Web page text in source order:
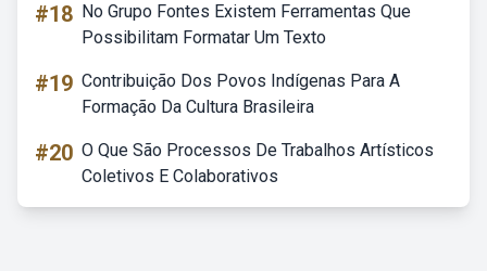
#18 No Grupo Fontes Existem Ferramentas Que
Possibilitam Formatar Um Texto
#19 Contribuição Dos Povos Indígenas Para A
Formação Da Cultura Brasileira
#20 O Que São Processos De Trabalhos Artísticos
Coletivos E Colaborativos